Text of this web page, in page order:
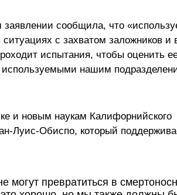
сообщила, что
с захватом заложников и
испытания, чтобы оценить
нашим
и новым наукам Калифорнийского
Луис-Обиспо, который
могут превратиться в